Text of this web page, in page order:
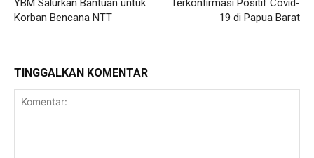
YBM Salurkan Bantuan untuk
Korban Bencana NTT
Terkonfirmasi Positif Covid-
19 di Papua Barat
TINGGALKAN KOMENTAR